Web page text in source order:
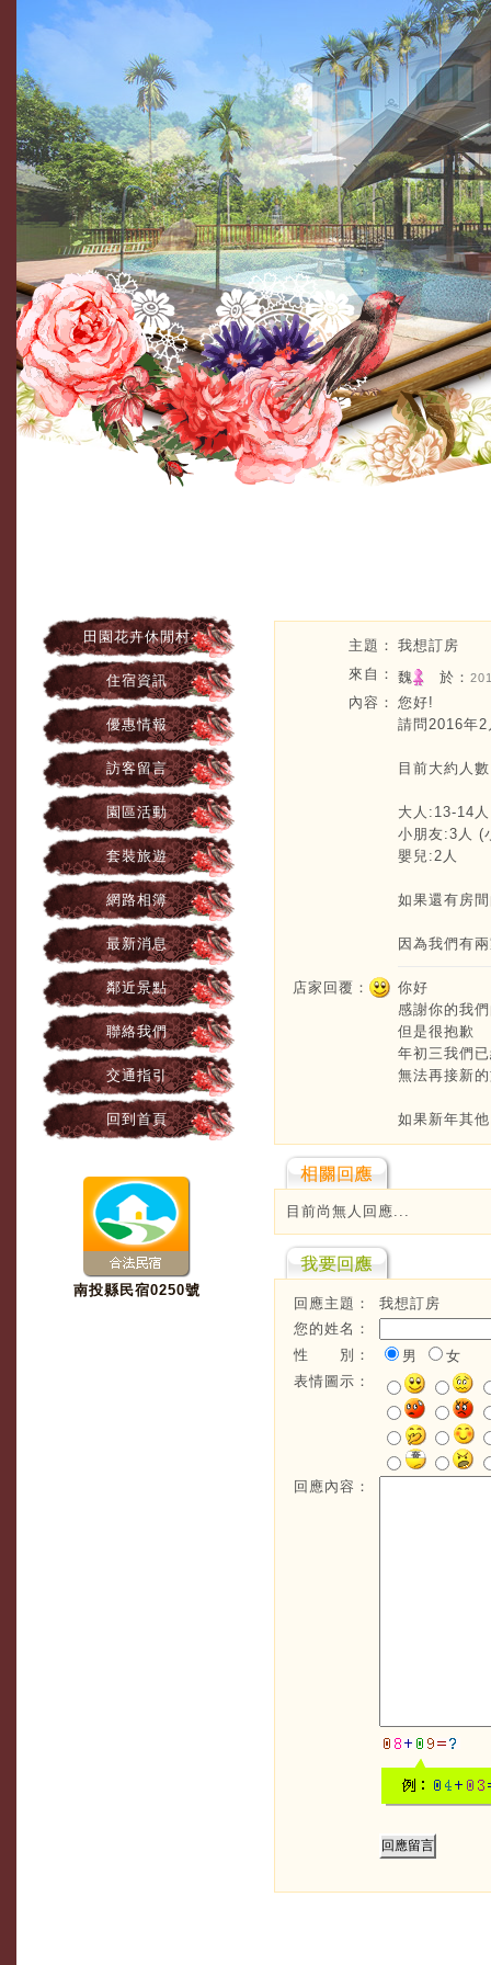
田園花卉休閒村
住宿資訊
優惠情報
訪客留言
園區活動
套裝旅遊
網路相簿
最新消息
鄰近景點
聯絡我們
交通指引
回到首頁
南投縣民宿0250號
主題： 我想訂房
來自： 魏 於：
內容： 您好!
請問2016年
目前大約人數
大人:13-14人
小朋友:3人 (
嬰兒:2人
如果還有房
因為我們有
店家回覆：
你好
感謝你的我
但是很抱歉
年初三我們
無法再接新
如果新年其
目前尚無人回應...
回應主題：
我想訂房
您的姓名：
性 別：
男
女
表情圖示：
回應內容：